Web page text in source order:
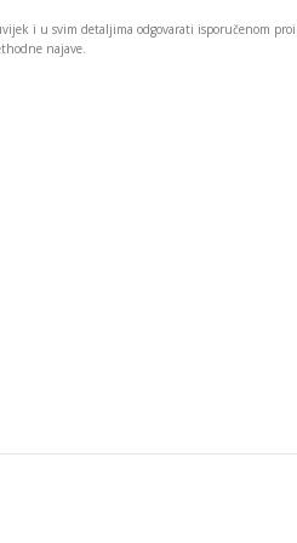
i u svim detaljima odgovarati isporučenom
najave.